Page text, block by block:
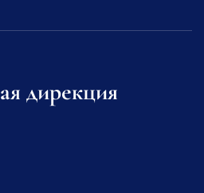
дирекция